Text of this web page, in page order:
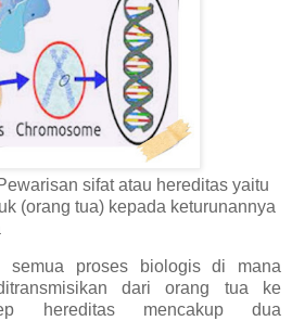
sifat atau hereditas yaitu
(orang tua) kepada keturunannya
semua proses biologis di mana
dari orang tua ke
hereditas mencakup dua